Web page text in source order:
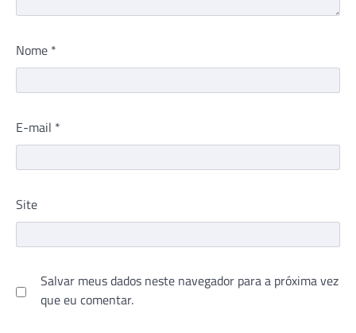
Nome *
E-mail *
Site
Salvar meus dados neste navegador para a próxima vez
que eu comentar.